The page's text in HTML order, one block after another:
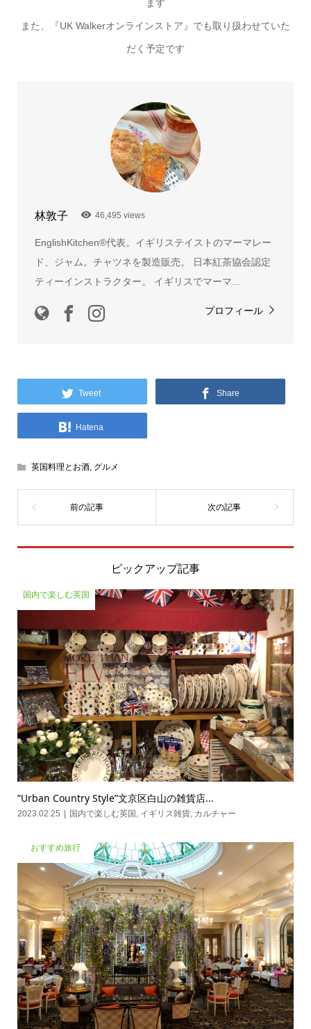
ます
また、『UK Walkerオンラインストア』でも取り扱わせていた
だく予定です
林敦子 46,495 views
EnglishKitchen®代表。イギリステイストのマーマレー
ド、ジャム。チャツネを製造販売。 日本紅茶協会認定
ティーインストラクター。 イギリスでマーマ...
プロフィール
Tweet Share
Hatena
英国料理とお酒, グルメ
ピックアップ記事
国内で楽しむ英国
”Urban Country Style”文京区白山の雑貨店...
2023.02.25 国内で楽しむ英国 , イギリス雑貨, カルチャー
おすすめ旅行